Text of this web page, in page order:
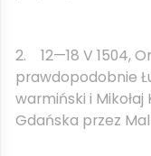
2. 12—18 V 1504,
prawdopodobnie
warmiński i
Gdańska przez